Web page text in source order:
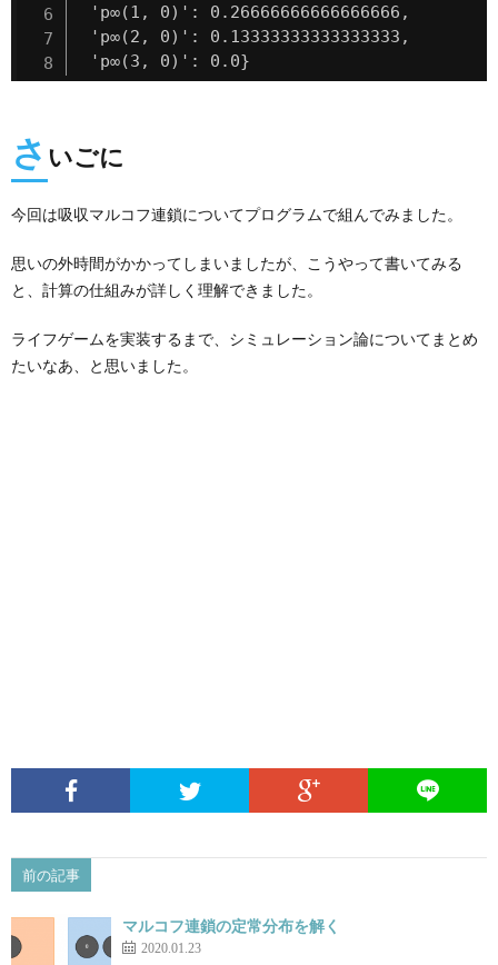
'p∞(1, 0)': 0.26666666666666666,
'p∞(2, 0)': 0.13333333333333333,
'p∞(3, 0)': 0.0}
さ いごに
今回は吸収マルコフ連鎖についてプログラムで組んでみました。
思いの外時間がかかってしまいましたが、こうやって書いてみる
と、計算の仕組みが詳しく理解できました。
ライフゲームを実装するまで、シミュレーション論についてまとめ
たいなあ、と思いました。
前の記事
マルコフ連鎖の定常分布を解く
2020.01.23